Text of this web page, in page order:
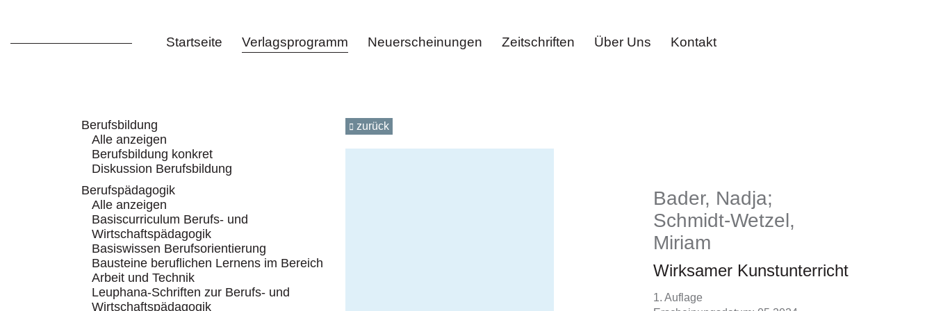
Startseite Verlagsprogramm Neuerscheinungen Zeitschriften Über Uns Kontakt
zurück
Bader, Nadja;
Schmidt-Wetzel,
Miriam
Wirksamer Kunstunterricht
1. Auflage
Berufsbildung
Alle anzeigen
Berufsbildung konkret
Diskussion Berufsbildung
Berufspädagogik
Alle anzeigen
Basiscurriculum Berufs- und
Wirtschaftspädagogik
Basiswissen Berufsorientierung
Bausteine beruflichen Lernens im Bereich
Arbeit und Technik
Leuphana-Schriften zur Berufs- und
Wirtschaftspädagogik